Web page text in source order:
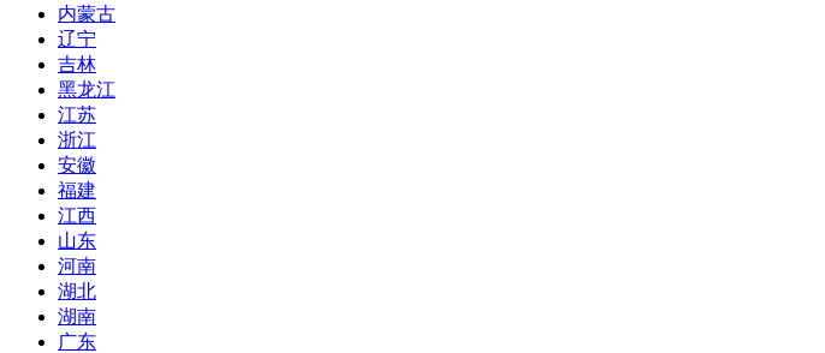
内蒙古
辽宁
吉林
黑龙江
江苏
浙江
安徽
福建
江西
山东
河南
湖北
湖南
广东